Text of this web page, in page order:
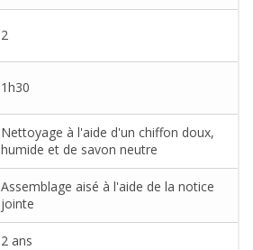
2
1h30
Nettoyage à l'aide d'un chiffon doux,
humide et de savon neutre
Assemblage aisé à l'aide de la notice
jointe
2 ans